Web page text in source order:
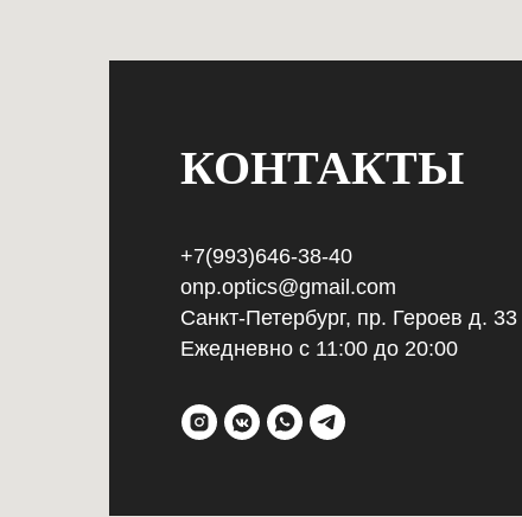
КОНТАКТЫ
+7(993)646-38-40
onp.optics@gmail.com
Санкт-Петербург, пр. Героев д. 33
Ежедневно с 11:00 до 20:00